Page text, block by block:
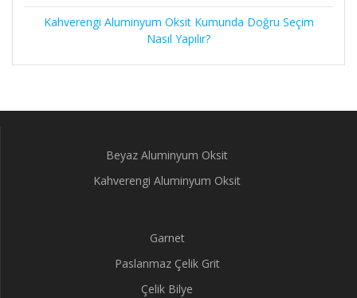
Kahverengi Aluminyum Oksit Kumunda Doğru Seçim
Nasıl Yapılır?
Beyaz Aluminyum Oksit
Kahverengi Aluminyum Oksit
Garnet
Paslanmaz Çelik Grit
Çelik Bilye